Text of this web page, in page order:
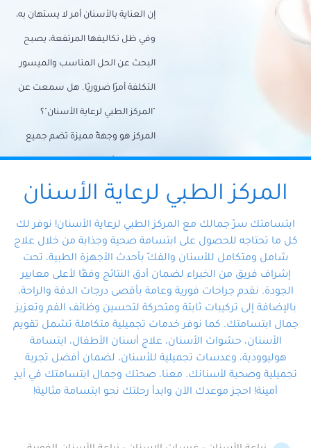
إن العناية بالأسنان أمر لا يستهان به،
وفي ظل تكاليفها المرتفعة، يصبح
البحث عن الحل المناسب والميسور
التكلفة أمرًا ضروريًا. هل سمعت عن
"المركز الطبي لرعاية الأسنان"؟
المركز هو وجهةً مميزة تضم جميع
احتياجات الأسنان تحت سقف واحد،
وتضمن لك حلاً شاملًا لجميع
المتخصص ذوي الخبرة، ستجد نفسك
في أيد أمينة تلبي احتياجاتك بكل
احترافية ودقة.
المركز الطبي لرعاية الأسنان
ابتسامتك سرّ جمالك مع المركز الطبي لرعاية الأسنان! نوفر لك
كل ما تحتاجه للحصول على ابتسامة صحية وجذابة من خلال علاج
شامل ومتكامل للأسنان والفكّ بأحدث الأجهزة الطبية، تحت
إشراف فريق من الخبراء لضمان أدق النتائج وفقًا لأعلى معايير
الجودة. نقدم جراحات فورية وعامة بأقصى درجات الدقة والراحة،
بالإضافة إلى تركيبات ثابتة ومتحركة لتحسين وظائف الفم وتعزيز
جمال ابتسامتك. كما نوفر خدمات تجميلية متكاملة تشمل تقويم
الأسنان، حشوات الأسنان، علاج أسنان الأطفال، ابتسامة
هوليوودية، وعدسات تجميلية للأسنان، لضمان أفضل تجربة
تجميلية وصحية لأسنانك. معنا، صحتك وجمال ابتسامتك في أيدٍ
أمينة! احجز موعدك الآن وابدأ رحلتك نحو ابتسامة مثالية!